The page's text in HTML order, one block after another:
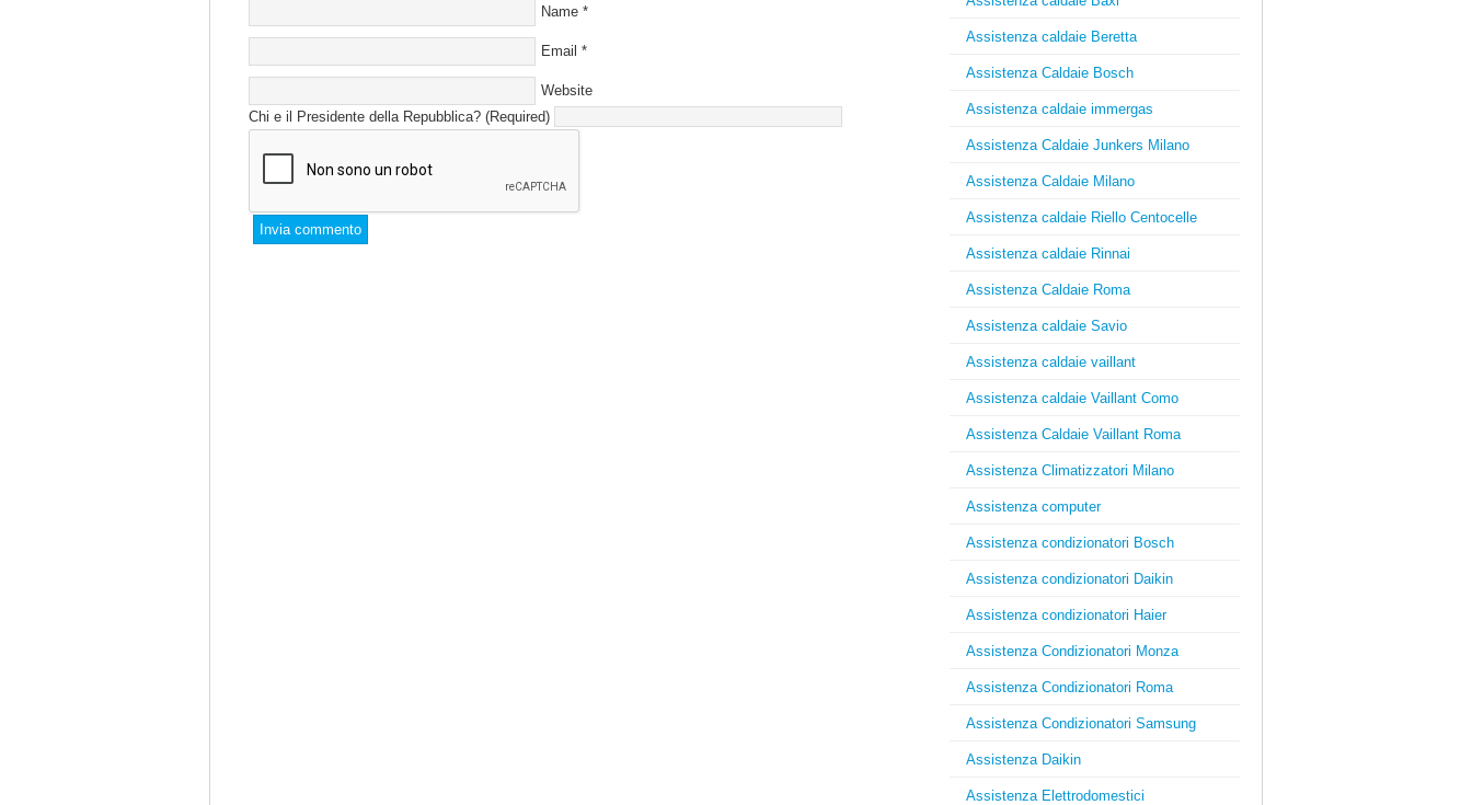
Name *
Email *
Website
Chi e il Presidente della Repubblica? (Required)
Assistenza caldaie Beretta
Assistenza Caldaie Bosch
Assistenza caldaie immergas
Assistenza Caldaie Junkers Milano
Assistenza Caldaie Milano
Assistenza caldaie Riello Centocelle
Assistenza caldaie Rinnai
Assistenza Caldaie Roma
Assistenza caldaie Savio
Assistenza caldaie vaillant
Assistenza caldaie Vaillant Como
Assistenza Caldaie Vaillant Roma
Assistenza Climatizzatori Milano
Assistenza computer
Assistenza condizionatori Bosch
Assistenza condizionatori Daikin
Assistenza condizionatori Haier
Assistenza Condizionatori Monza
Assistenza Condizionatori Roma
Assistenza Condizionatori Samsung
Assistenza Daikin
Assistenza Elettrodomestici